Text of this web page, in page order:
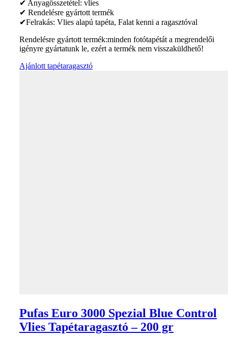
✔ Anyagösszetétel: vlies
✔ Rendelésre gyártott termék
✔Felrakás: Vlies alapú tapéta, Falat kenni a ragasztóval
Rendelésre gyártott termék:minden fotótapétát a megrendelői
igényre gyártatunk le, ezért a termék nem visszaküldhető!
Ajánlott tapétaragasztó
Pufas Euro 3000 Spezial Blue Control
Vlies Tapétaragasztó – 200 gr